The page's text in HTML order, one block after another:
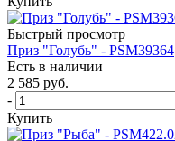
Быстрый просмотр
Приз "Голубь" - PSM39364
Есть в наличии
2 585 руб.
-
Купить